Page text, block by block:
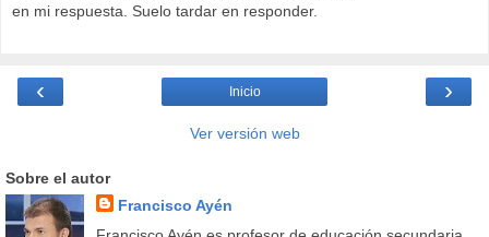
en mi respuesta. Suelo tardar en responder.
‹ ›
Inicio
Ver versión web
Sobre el autor
Francisco Ayén